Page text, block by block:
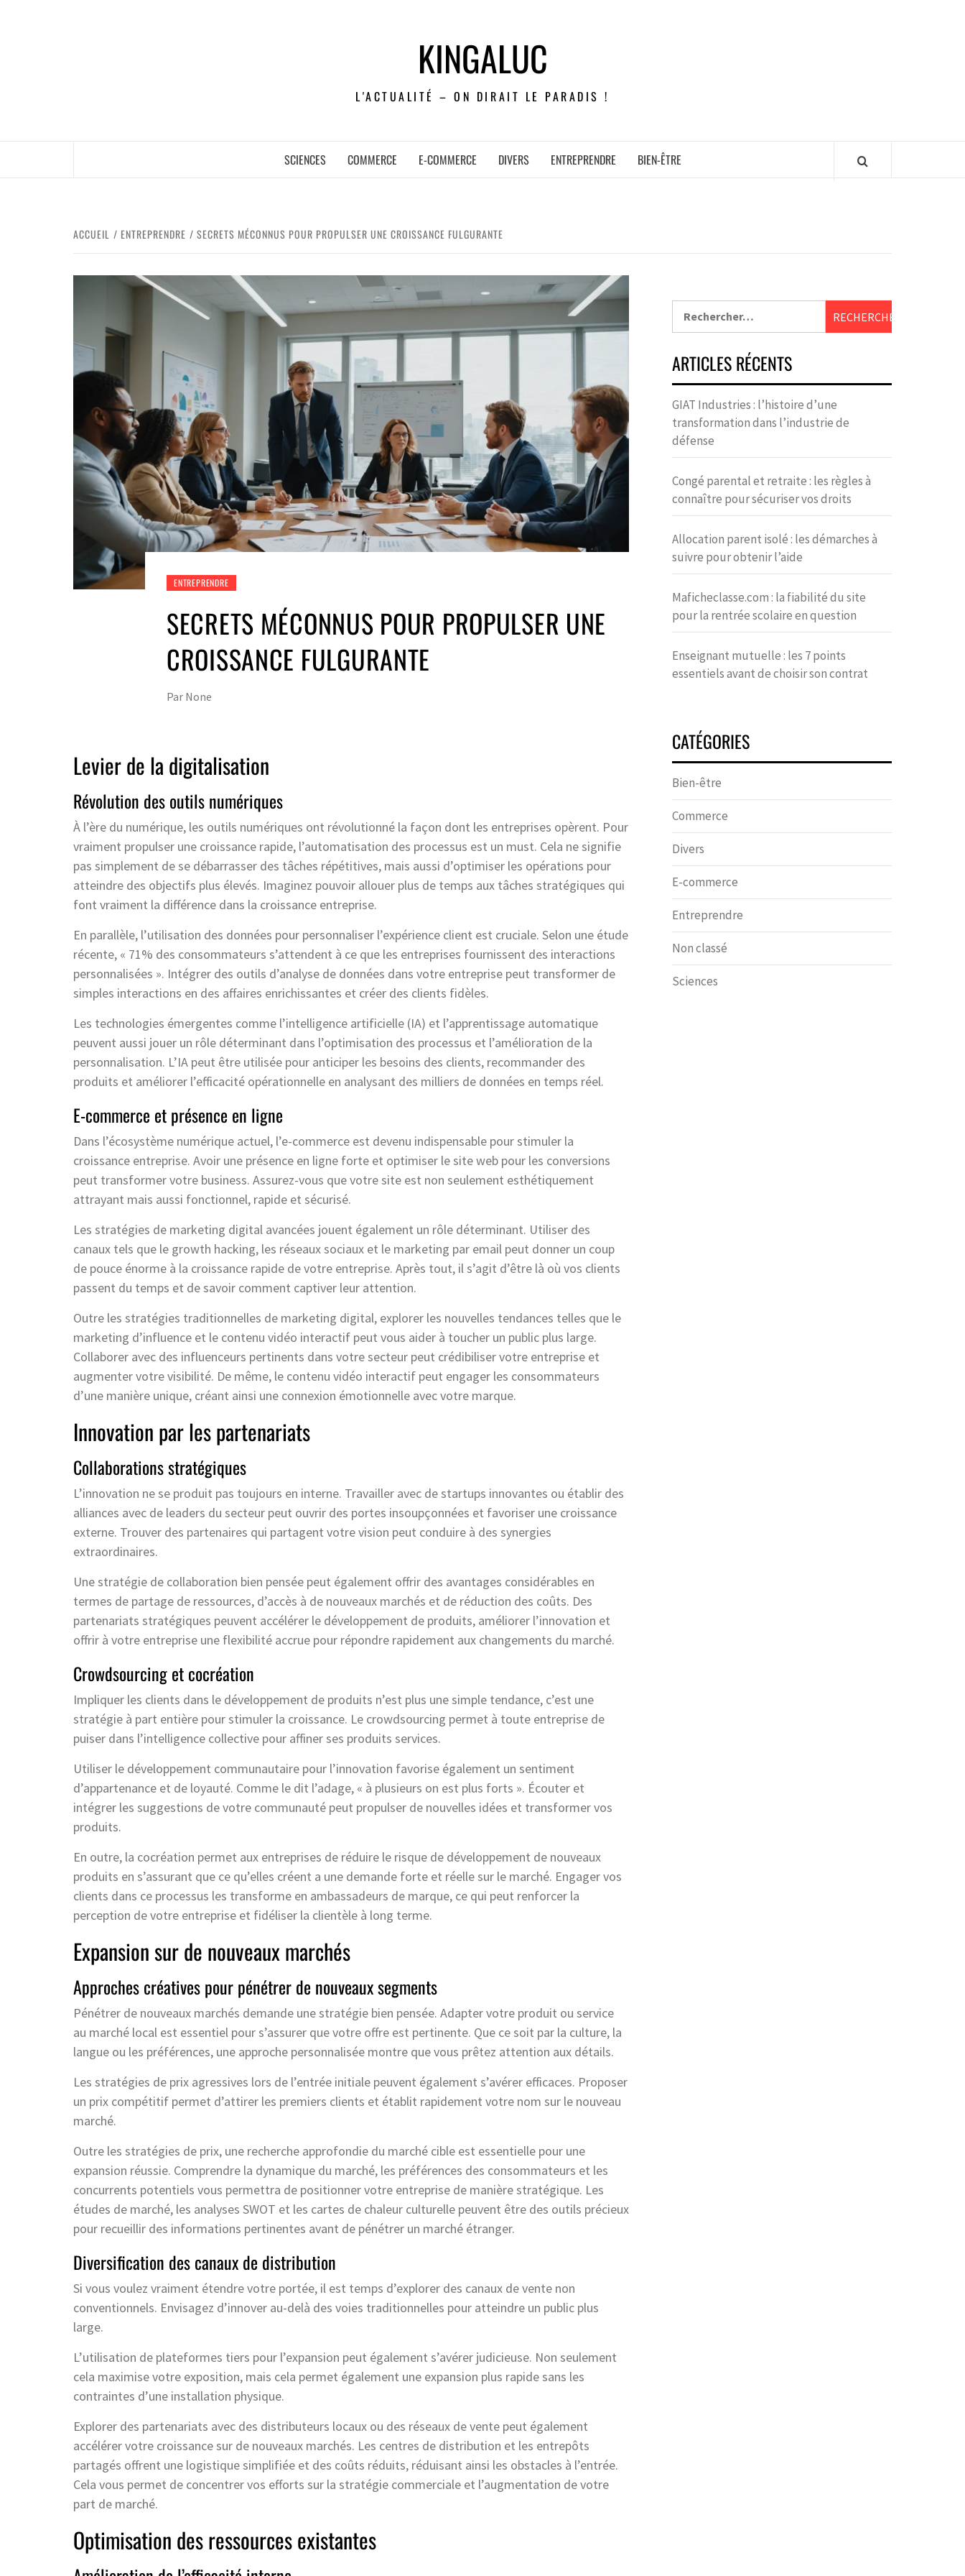
KINGALUC
L'ACTUALITÉ – ON DIRAIT LE PARADIS !
SCIENCES COMMERCE E-COMMERCE DIVERS ENTREPRENDRE BIEN-ÊTRE
ACCUEIL ENTREPRENDRE SECRETS MÉCONNUS POUR PROPULSER UNE CROISSANCE FULGURANTE
ENTREPRENDRE
SECRETS MÉCONNUS POUR PROPULSER UNE
CROISSANCE FULGURANTE
Par None
Levier de la digitalisation
Révolution des outils numériques
À l’ère du numérique, les outils numériques ont révolutionné la façon dont les entreprises opèrent. Pour
vraiment propulser une croissance rapide, l’automatisation des processus est un must. Cela ne signifie
pas simplement de se débarrasser des tâches répétitives, mais aussi d’optimiser les opérations pour
atteindre des objectifs plus élevés. Imaginez pouvoir allouer plus de temps aux tâches stratégiques qui
font vraiment la différence dans la croissance entreprise.
En parallèle, l’utilisation des données pour personnaliser l’expérience client est cruciale. Selon une étude
récente, « 71% des consommateurs s’attendent à ce que les entreprises fournissent des interactions
personnalisées ». Intégrer des outils d’analyse de données dans votre entreprise peut transformer de
simples interactions en des affaires enrichissantes et créer des clients fidèles.
Les technologies émergentes comme l’intelligence artificielle (IA) et l’apprentissage automatique
peuvent aussi jouer un rôle déterminant dans l’optimisation des processus et l’amélioration de la
personnalisation. L’IA peut être utilisée pour anticiper les besoins des clients, recommander des
produits et améliorer l’efficacité opérationnelle en analysant des milliers de données en temps réel.
E-commerce et présence en ligne
Dans l’écosystème numérique actuel, l’e-commerce est devenu indispensable pour stimuler la
croissance entreprise. Avoir une présence en ligne forte et optimiser le site web pour les conversions
peut transformer votre business. Assurez-vous que votre site est non seulement esthétiquement
attrayant mais aussi fonctionnel, rapide et sécurisé.
Les stratégies de marketing digital avancées jouent également un rôle déterminant. Utiliser des
canaux tels que le growth hacking, les réseaux sociaux et le marketing par email peut donner un coup
de pouce énorme à la croissance rapide de votre entreprise. Après tout, il s’agit d’être là où vos clients
passent du temps et de savoir comment captiver leur attention.
Outre les stratégies traditionnelles de marketing digital, explorer les nouvelles tendances telles que le
marketing d’influence et le contenu vidéo interactif peut vous aider à toucher un public plus large.
Collaborer avec des influenceurs pertinents dans votre secteur peut crédibiliser votre entreprise et
augmenter votre visibilité. De même, le contenu vidéo interactif peut engager les consommateurs
d’une manière unique, créant ainsi une connexion émotionnelle avec votre marque.
Innovation par les partenariats
Collaborations stratégiques
L’innovation ne se produit pas toujours en interne. Travailler avec de startups innovantes ou établir des
alliances avec de leaders du secteur peut ouvrir des portes insoupçonnées et favoriser une croissance
externe. Trouver des partenaires qui partagent votre vision peut conduire à des synergies
extraordinaires.
Une stratégie de collaboration bien pensée peut également offrir des avantages considérables en
termes de partage de ressources, d’accès à de nouveaux marchés et de réduction des coûts. Des
partenariats stratégiques peuvent accélérer le développement de produits, améliorer l’innovation et
offrir à votre entreprise une flexibilité accrue pour répondre rapidement aux changements du marché.
Crowdsourcing et cocréation
Impliquer les clients dans le développement de produits n’est plus une simple tendance, c’est une
stratégie à part entière pour stimuler la croissance. Le crowdsourcing permet à toute entreprise de
puiser dans l’intelligence collective pour affiner ses produits services.
Utiliser le développement communautaire pour l’innovation favorise également un sentiment
d’appartenance et de loyauté. Comme le dit l’adage, « à plusieurs on est plus forts ». Écouter et
intégrer les suggestions de votre communauté peut propulser de nouvelles idées et transformer vos
produits.
En outre, la cocréation permet aux entreprises de réduire le risque de développement de nouveaux
produits en s’assurant que ce qu’elles créent a une demande forte et réelle sur le marché. Engager vos
clients dans ce processus les transforme en ambassadeurs de marque, ce qui peut renforcer la
perception de votre entreprise et fidéliser la clientèle à long terme.
Expansion sur de nouveaux marchés
Approches créatives pour pénétrer de nouveaux segments
Pénétrer de nouveaux marchés demande une stratégie bien pensée. Adapter votre produit ou service
au marché local est essentiel pour s’assurer que votre offre est pertinente. Que ce soit par la culture, la
langue ou les préférences, une approche personnalisée montre que vous prêtez attention aux détails.
Les stratégies de prix agressives lors de l’entrée initiale peuvent également s’avérer efficaces. Proposer
un prix compétitif permet d’attirer les premiers clients et établit rapidement votre nom sur le nouveau
marché.
Outre les stratégies de prix, une recherche approfondie du marché cible est essentielle pour une
expansion réussie. Comprendre la dynamique du marché, les préférences des consommateurs et les
concurrents potentiels vous permettra de positionner votre entreprise de manière stratégique. Les
études de marché, les analyses SWOT et les cartes de chaleur culturelle peuvent être des outils précieux
pour recueillir des informations pertinentes avant de pénétrer un marché étranger.
Diversification des canaux de distribution
Si vous voulez vraiment étendre votre portée, il est temps d’explorer des canaux de vente non
conventionnels. Envisagez d’innover au-delà des voies traditionnelles pour atteindre un public plus
large.
L’utilisation de plateformes tiers pour l’expansion peut également s’avérer judicieuse. Non seulement
cela maximise votre exposition, mais cela permet également une expansion plus rapide sans les
contraintes d’une installation physique.
Explorer des partenariats avec des distributeurs locaux ou des réseaux de vente peut également
accélérer votre croissance sur de nouveaux marchés. Les centres de distribution et les entrepôts
partagés offrent une logistique simplifiée et des coûts réduits, réduisant ainsi les obstacles à l’entrée.
Cela vous permet de concentrer vos efforts sur la stratégie commerciale et l’augmentation de votre
part de marché.
Optimisation des ressources existantes
ARTICLES RÉCENTS
GIAT Industries : l’histoire d’une
transformation dans l’industrie de
défense
Congé parental et retraite : les règles à
connaître pour sécuriser vos droits
Allocation parent isolé : les démarches à
suivre pour obtenir l’aide
Maficheclasse.com : la fiabilité du site
pour la rentrée scolaire en question
Enseignant mutuelle : les 7 points
essentiels avant de choisir son contrat
CATÉGORIES
Bien-être
Commerce
Divers
E-commerce
Entreprendre
Non classé
Sciences